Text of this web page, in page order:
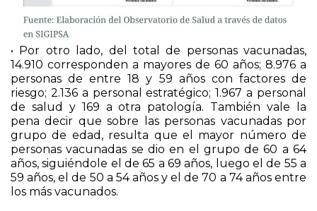
• Por otro lado, del total de personas vacunadas,
14.910 corresponden a mayores de 60 años; 8.976 a
personas de entre 18 y 59 años con factores de
riesgo; 2.136 a personal estratégico; 1.967 a personal
de salud y 169 a otra patología. También vale la
pena decir que sobre las personas vacunadas por
grupo de edad, resulta que el mayor número de
personas vacunadas se dio en el grupo de 60 a 64
años, siguiéndole el de 65 a 69 años, luego el de 55 a
59 años, el de 50 a 54 años y el de 70 a 74 años entre
los más vacunados.